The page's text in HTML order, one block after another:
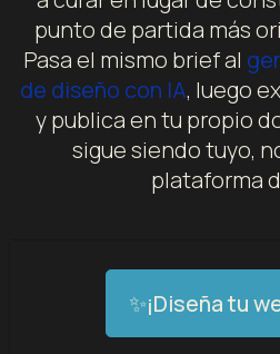
punto de partida más
Pasa el mismo brief al
de diseño con IA, luego
y publica en tu propio
sigue siendo tuyo,
plataforma
✨¡Diseña tu